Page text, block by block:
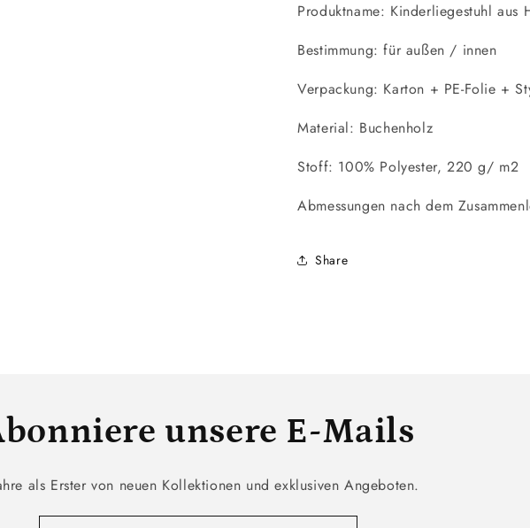
Produktname: Kinderliegestuhl aus
Bestimmung: für außen / innen
Verpackung: Karton + PE-Folie +
Material: Buchenholz
Stoff: 100% Polyester, 220 g/ m2
Abmessungen nach dem
Share
unsere E-Mails
als Erster von neuen Kollektionen und exklusiven Angeboten.